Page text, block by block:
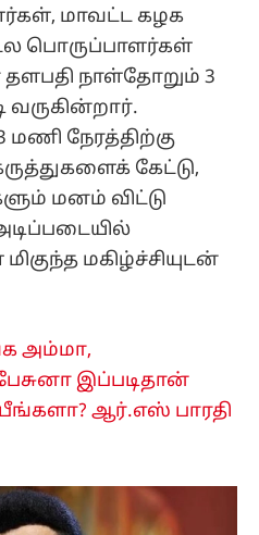
மாவட்ட கழக
பொருப்பாளர்கள்
நாள்தோறும் 3
வருகின்றார்.
நேரத்திற்கு
கேட்டு,
மனம் விட்டு
மகிழ்ச்சியுடன்
அம்மா,
இப்படிதான்
ஆர்.எஸ் பாரதி